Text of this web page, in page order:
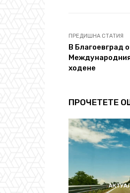
ПРЕДИШНА СТАТИЯ
В Благоевград
ходене
ПРОЧЕТЕТЕ